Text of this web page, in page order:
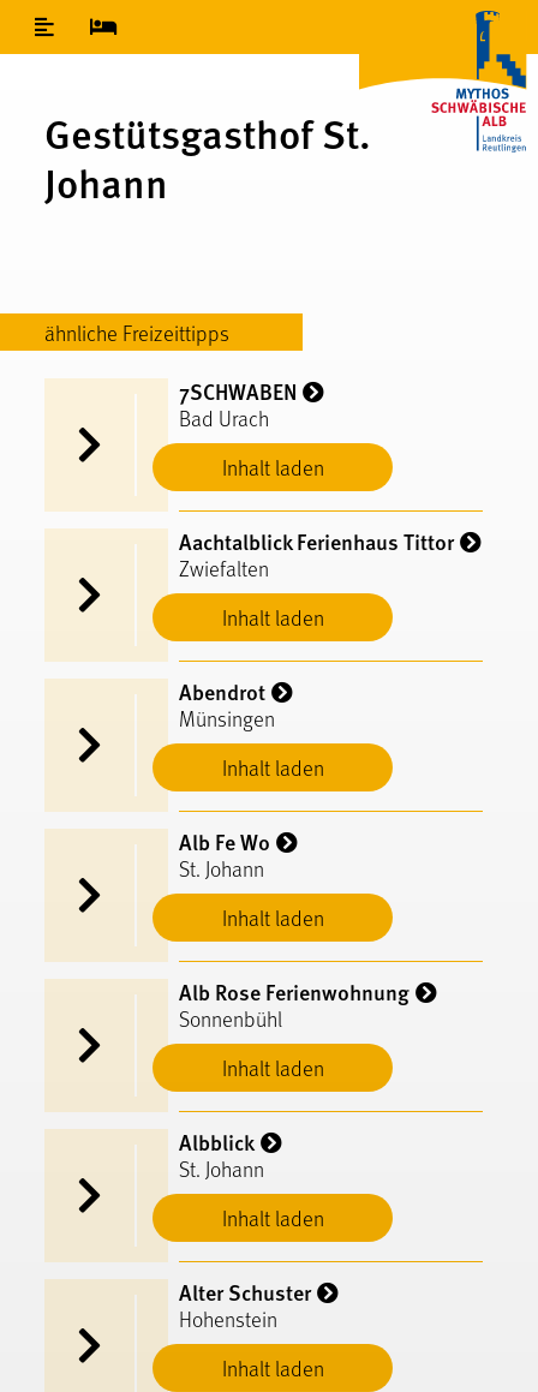
Inhaltsverzeichnis
Gestütsgasthof St.
Johann
ähnliche Freizeittipps
Inhalt laden
7SCHWABEN
Bad Urach
Inhalt laden
Aachtalblick Ferienhaus Tittor
Zwiefalten
Inhalt laden
Abendrot
Münsingen
Inhalt laden
Alb Fe Wo
St. Johann
Inhalt laden
Alb Rose Ferienwohnung
Sonnenbühl
Inhalt laden
Albblick
St. Johann
Inhalt laden
Alter Schuster
Hohenstein